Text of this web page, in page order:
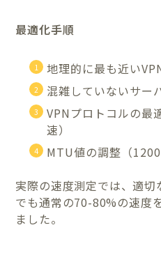
最適化手順
地理的に最も近い
混雑していないサー
VPNプロトコルの最
速）
MTU値の調整（
実際の速度測定では、適
でも通常の70-80%の速度
ました。